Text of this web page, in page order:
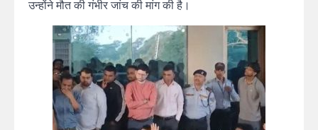
उन्होंने मौत की गंभीर जांच की मांग की है।